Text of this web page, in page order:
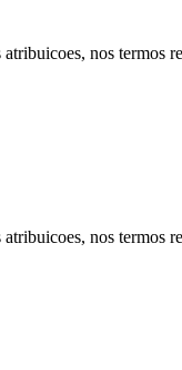
nos termos
nos termos